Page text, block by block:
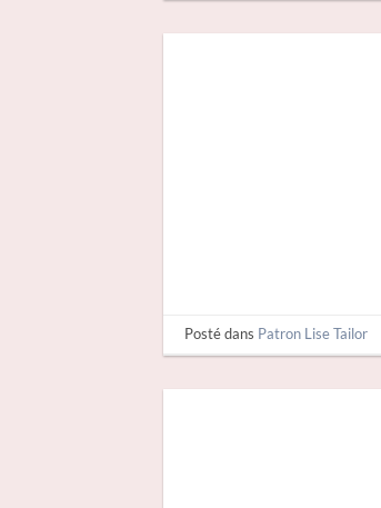
Posté dans Patron Lise Tailor